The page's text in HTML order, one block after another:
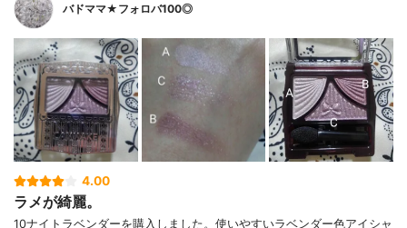
バドママ★フォロバ100◎
4.00
ラメが綺麗。
10ナイトラベンダーを購入しました。使いやすいラベンダー色アイシャ